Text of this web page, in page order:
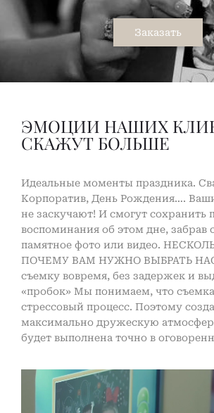
Заказать
ЭМОЦИИ НАШИХ
СКАЖУТ БОЛЬШЕ
Идеальные моменты праздника.
Корпоратив, День Рождения….
не заскучают! И смогут сохранить
воспоминания об этом дне, забрав
памятное фото или видео.
ПОЧЕМУ ВАМ НУЖНО ВЫБРАТЬ
съемку вовремя, без задержек и
«пробок» Мы понимаем, что
стрессовый процесс. Поэтому
максимально дружескую
будет выполнена точно в